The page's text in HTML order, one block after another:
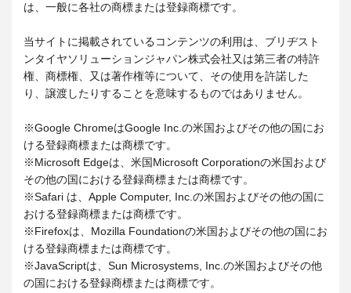
は、一般に各社の商標または登録商標です。
当サイトに掲載されているコンテンツの利用は、ブリヂスト
ンタイヤソリューションジャパン株式会社又は第三者の特許
権、商標権、又は著作権等について、その使用を許諾した
り、譲渡したりすることを意味するものではありません。
※Google ChromeはGoogle Inc.の米国およびその他の国にお
ける登録商標または商標です。
※Microsoft Edgeは、米国Microsoft Corporationの米国および
その他の国における登録商標または商標です。
※Safari は、Apple Computer, Inc.の米国およびその他の国に
おける登録商標または商標です。
※Firefoxは、Mozilla Foundationの米国およびその他の国にお
ける登録商標または商標です。
※JavaScriptは、Sun Microsystems, Inc.の米国およびその他
の国における登録商標または商標です。